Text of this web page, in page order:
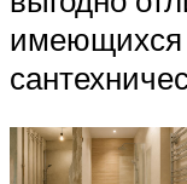
имеющихся